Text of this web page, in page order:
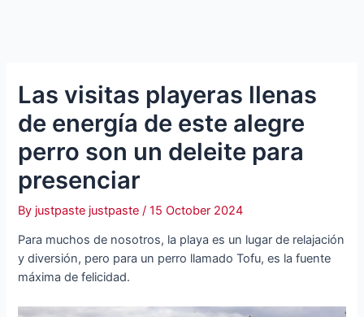
Las visitas playeras llenas
de energía de este alegre
perro son un deleite para
presenciar
By justpaste justpaste/15 October 2024
Para muchos de nosotros, la playa es un lugar de relajación
y diversión, pero para un perro llamado Tofu, es la fuente
máxima de felicidad.